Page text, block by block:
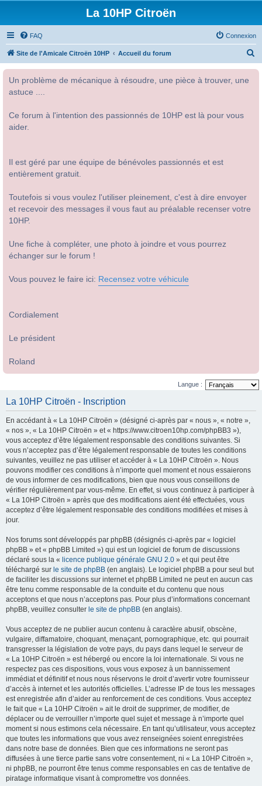
La 10HP Citroën
FAQ Connexion
Site de l'Amicale Citroën 10HP Accueil du forum
Un problème de mécanique à résoudre, une pièce à trouver, une
astuce ....
Ce forum à l'intention des passionnés de 10HP est là pour vous
aider.
Il est géré par une équipe de bénévoles passionnés et est
entièrement gratuit.
Toutefois si vous voulez l'utiliser pleinement, c'est à dire envoyer
et recevoir des messages il vous faut au préalable recenser votre
10HP.
Une fiche à compléter, une photo à joindre et vous pourrez
échanger sur le forum !
Vous pouvez le faire ici: Recensez votre véhicule
Cordialement
Le président
Roland
Langue :
La 10HP Citroën - Inscription
En accédant à « La 10HP Citroën » (désigné ci-après par « nous », « notre »,
« nos », « La 10HP Citroën » et « https://www.citroen10hp.com/phpBB3 »),
vous acceptez d’être légalement responsable des conditions suivantes. Si
vous n’acceptez pas d’être légalement responsable de toutes les conditions
suivantes, veuillez ne pas utiliser et accéder à « La 10HP Citroën ». Nous
pouvons modifier ces conditions à n’importe quel moment et nous essaierons
de vous informer de ces modifications, bien que nous vous conseillons de
vérifier régulièrement par vous-même. En effet, si vous continuez à participer à
« La 10HP Citroën » après que des modifications aient été effectuées, vous
acceptez d’être légalement responsable des conditions modifiées et mises à
jour.
Nos forums sont développés par phpBB (désignés ci-après par « logiciel
phpBB » et « phpBB Limited ») qui est un logiciel de forum de discussions
déclaré sous la « licence publique générale GNU 2.0 » et qui peut être
téléchargé sur le site de phpBB (en anglais). Le logiciel phpBB a pour seul but
de faciliter les discussions sur internet et phpBB Limited ne peut en aucun cas
être tenu comme responsable de la conduite et du contenu que nous
acceptons et que nous n’acceptons pas. Pour plus d’informations concernant
phpBB, veuillez consulter le site de phpBB (en anglais).
Vous acceptez de ne publier aucun contenu à caractère abusif, obscène,
vulgaire, diffamatoire, choquant, menaçant, pornographique, etc. qui pourrait
transgresser la législation de votre pays, du pays dans lequel le serveur de
« La 10HP Citroën » est hébergé ou encore la loi internationale. Si vous ne
respectez pas ces dispositions, vous vous exposez à un bannissement
immédiat et définitif et nous nous réservons le droit d’avertir votre fournisseur
d’accès à internet et les autorités officielles. L’adresse IP de tous les messages
est enregistrée afin d’aider au renforcement de ces conditions. Vous acceptez
le fait que « La 10HP Citroën » ait le droit de supprimer, de modifier, de
déplacer ou de verrouiller n’importe quel sujet et message à n’importe quel
moment si nous estimons cela nécessaire. En tant qu’utilisateur, vous acceptez
que toutes les informations que vous avez renseignées soient enregistrées
dans notre base de données. Bien que ces informations ne seront pas
diffusées à une tierce partie sans votre consentement, ni « La 10HP Citroën »,
ni phpBB, ne pourront être tenus comme responsables en cas de tentative de
piratage informatique visant à compromettre vos données.